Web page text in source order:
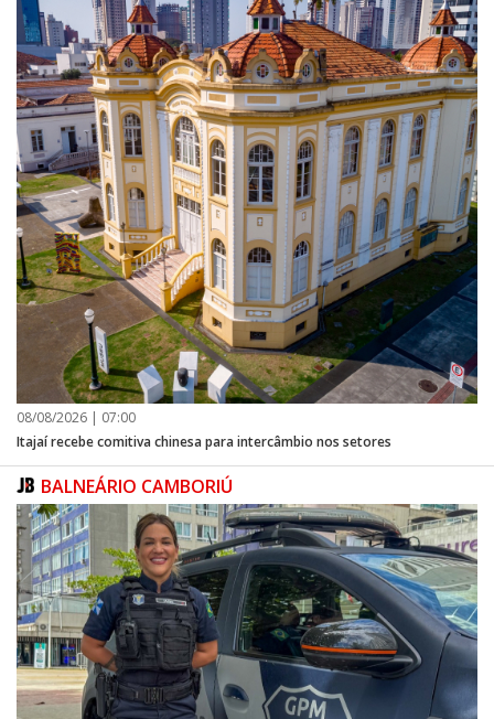
08/08/2026 | 07:00
Itajaí recebe comitiva chinesa para intercâmbio nos setores
BALNEÁRIO CAMBORIÚ